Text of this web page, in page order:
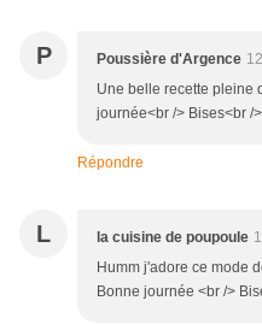
P Poussière d'Argence
Une belle recette pleine
journée<br /> Bises<br /
Répondre
L la cuisine de poupoule
Humm j'adore ce mode
Bonne journée <br />